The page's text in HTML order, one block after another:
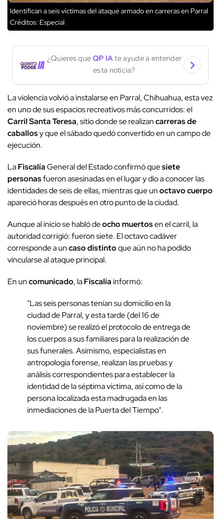
Identifican a seis víctimas del ataque armado en carreras en Parral
Créditos: Especial
¿Quieres que QP IAte ayude a entender
esta noticia?
La violencia volvió a instalarse en Parral, Chihuahua, esta vez
en uno de sus espacios recreativos más concurridos: el
Carril Santa Teresa, sitio donde se realizancarreras de
caballosy que el sábado quedó convertido en un campo de
ejecución.
LaFiscalíaGeneral del Estado confirmó quesiete
personasfueron asesinadas en el lugar y dio a conocer las
identidades de seis de ellas, mientras que unoctavo cuerpo
apareció horas después en otro punto de la ciudad.
Aunque al inicio se habló deocho muertosen el carril, la
autoridad corrigió: fueron siete. El octavo cadáver
corresponde a uncaso distintoque aún no ha podido
vincularse al ataque principal.
En uncomunicado, laFiscalíainformó:
"Las seis personas tenían su domicilio en la
ciudad de Parral, y esta tarde (del 16 de
noviembre) se realizó el protocolo de entrega de
los cuerpos a sus familiares para la realización de
sus funerales. Asimismo, especialistas en
antropología forense, realizan las pruebas y
análisis correspondientes para establecer la
identidad de la séptima víctima, así como de la
persona localizada esta madrugada en las
inmediaciones de la Puerta del Tiempo".